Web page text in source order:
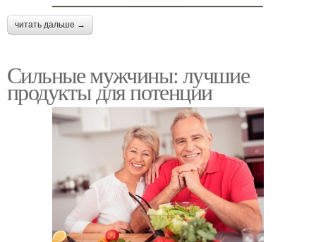
читать дальше →
Сильные мужчины: лучшие
продукты для потенции